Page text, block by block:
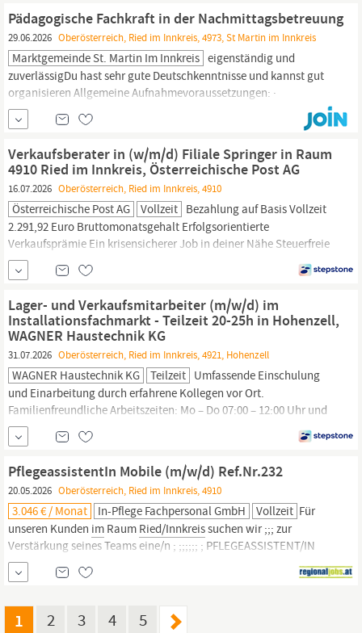
Weiterentwicklungsmöglichkeiten ab; € 15,27 brutto/Stunde,
Pädagogische Fachkraft in der Nachmittagsbetreuung
29.06.2026 Oberösterreich, Ried im Innkreis, 4973, St Martin im Innkreis
Marktgemeinde St. Martin Im Innkreis eigenständig und
zuverlässigDu hast sehr gute Deutschkenntnisse und kannst gut
organisieren Allgemeine Aufnahmevoraussetzungen: ·
Österreichische Staatsbürgerschaft bzw. Staatsbürgerschaft eines
EU-Mitgliedstaates · Persönliche,
und fachliche
Eignung für die Erfüllung der Aufgaben · Volle Handlungsfähigkeit
und einwandfreien Leumund ·...
Verkaufsberater in (w/m/d) Filiale Springer in Raum
4910 Ried im Innkreis, Österreichische Post AG
16.07.2026 Oberösterreich, Ried im Innkreis, 4910
Österreichische Post AG Vollzeit Bezahlung auf Basis Vollzeit
2.291,92 Euro Bruttomonatsgehalt Erfolgsorientierte
Verkaufsprämie Ein krisensicherer Job in deiner Nähe Steuerfreie
Essensbons 400.- Euro p.a., Gratis-Bankkonto, Förderung für
Kinder, Vergünstigungen bei Urlauben,
Einkaufsvorteile JOKR1 AT, Mit
Berufserfahrung, Vertrieb und Verkauf |
Lager- und Verkaufsmitarbeiter (m/w/d) im
Installationsfachmarkt - Teilzeit 20-25h in Hohenzell,
WAGNER Haustechnik KG
31.07.2026 Oberösterreich, Ried im Innkreis, 4921, Hohenzell
WAGNER Haustechnik KG Teilzeit Umfassende Einschulung
und Einarbeitung durch erfahrene Kollegen vor Ort.
Familienfreundliche Arbeitszeiten: Mo – Do 07:00 – 12:00 Uhr und
13:00 - 16:00 Uhr Fr: 07:00 – 12:00 Uhr Ein angenehmes
Arbeitsumfeld mit attraktiven Benefits, einschließlich
Mitarbeiterrabatten, Mitarbeiterevents und
Gesundheitsangeboten.Wettbewerbsfähige und faire Gehälter....
PflegeassistentIn Mobile (m/w/d) Ref.Nr.232
20.05.2026 Oberösterreich, Ried im Innkreis, 4910
3.046 € / Monat In-Pflege Fachpersonal GmbH Vollzeit Für
unseren Kunden im Raum Ried/Innkreissuchen wir ;;; zur
Verstärkung seines Teams eine/n ; ;;;;;; ; PFLEGEASSISTENT/IN
FÜR MOBILE DIENSTE ;;;;;;;;;;;;;;;;;;; ;;; Ref.Nr.232
;;;;;;;;;;;;;;;;;;;;;;;;;;;;;;;; ;;;; Voll- oder Teilzeit ; Ihre Aufgaben:
Ausbildung nach dem
Gesundheits-
1 2 3 4 5